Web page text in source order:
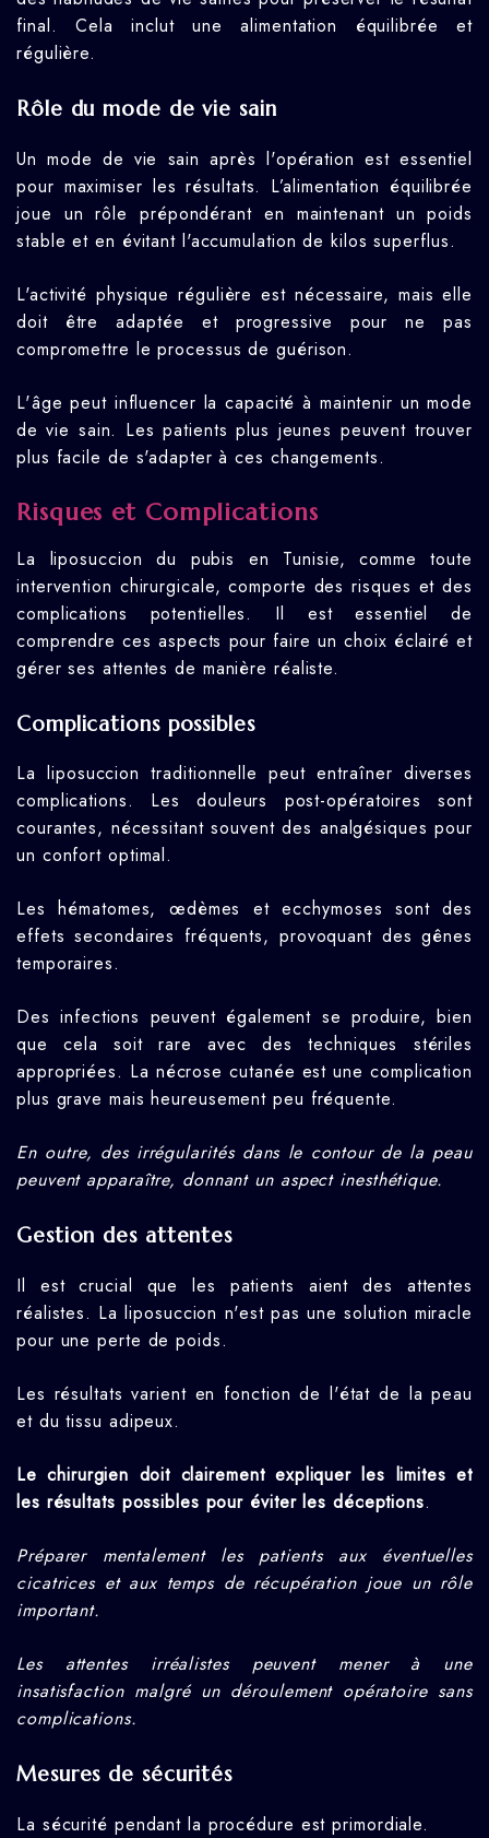
final. Cela inclut une alimentation équilibrée et
régulière.
Rôle du mode de vie sain
Un mode de vie sain après l'opération est essentiel
pour maximiser les résultats. L’alimentation équilibrée
joue un rôle prépondérant en maintenant un poids
stable et en évitant l'accumulation de kilos superflus.
L'activité physique régulière est nécessaire, mais elle
doit être adaptée et progressive pour ne pas
compromettre le processus de guérison.
L'âge peut influencer la capacité à maintenir un mode
de vie sain. Les patients plus jeunes peuvent trouver
plus facile de s'adapter à ces changements.
Risques et Complications
La liposuccion du pubis en Tunisie, comme toute
intervention chirurgicale, comporte des risques et des
complications potentielles. Il est essentiel de
comprendre ces aspects pour faire un choix éclairé et
gérer ses attentes de manière réaliste.
Complications possibles
La liposuccion traditionnelle peut entraîner diverses
complications. Les douleurs post-opératoires sont
courantes, nécessitant souvent des analgésiques pour
un confort optimal.
Les hématomes, œdèmes et ecchymoses sont des
effets secondaires fréquents, provoquant des gênes
temporaires.
Des infections peuvent également se produire, bien
que cela soit rare avec des techniques stériles
appropriées. La nécrose cutanée est une complication
plus grave mais heureusement peu fréquente.
En outre, des irrégularités dans le contour de la peau
peuvent apparaître, donnant un aspect inesthétique.
Gestion des attentes
Il est crucial que les patients aient des attentes
réalistes. La liposuccion n'est pas une solution miracle
pour une perte de poids.
Les résultats varient en fonction de l'état de la peau
et du tissu adipeux.
Le chirurgien doit clairement expliquer les limites et
les résultats possibles pour éviter les déceptions.
Préparer mentalement les patients aux éventuelles
cicatrices et aux temps de récupération joue un rôle
important.
Les attentes irréalistes peuvent mener à une
insatisfaction malgré un déroulement opératoire sans
complications.
Mesures de sécurités
La sécurité pendant la procédure est primordiale.